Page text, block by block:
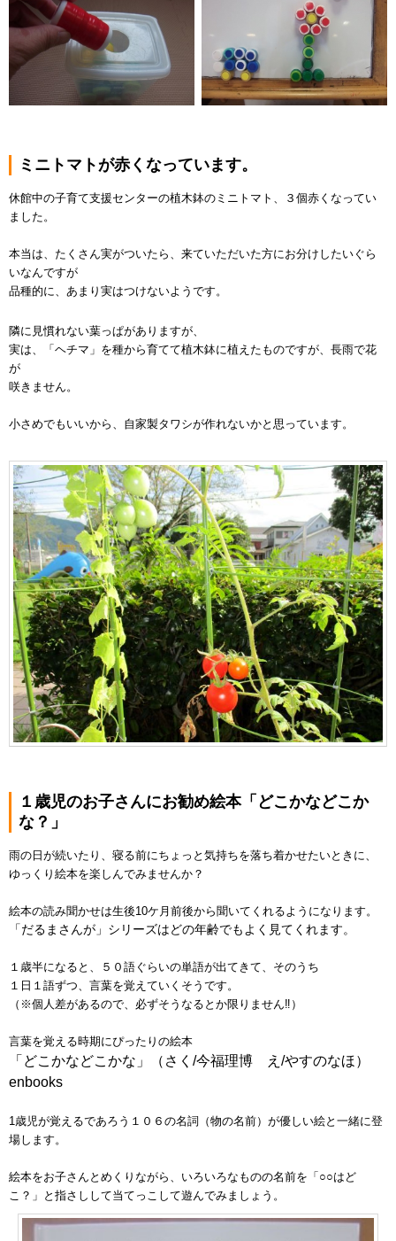
ミニトマトが赤くなっています。
休館中の子育て支援センターの植木鉢のミニトマト、３個赤くなってい
ました。
本当は、たくさん実がついたら、来ていただいた方にお分けしたいぐら
いなんですが
品種的に、あまり実はつけないようです。
隣に見慣れない葉っぱがありますが、
実は、「ヘチマ」を種から育てて植木鉢に植えたものですが、長雨で花
が
咲きません。
小さめでもいいから、自家製タワシが作れないかと思っています。
１歳児のお子さんにお勧め絵本「どこかなどこか
な？」
雨の日が続いたり、寝る前にちょっと気持ちを落ち着かせたいときに、
ゆっくり絵本を楽しんでみませんか？
絵本の読み聞かせは生後10ケ月前後から聞いてくれるようになります。
「だるまさんが」シリーズはどの年齢でもよく見てくれます。
１歳半になると、５０語ぐらいの単語が出てきて、そのうち
１日１語ずつ、言葉を覚えていくそうです。
（※個人差があるので、必ずそうなるとか限りません‼）
言葉を覚える時期にぴったりの絵本
「どこかなどこかな」（さく/今福理博 え/やすのなほ）
enbooks
1歳児が覚えるであろう１０６の名詞（物の名前）が優しい絵と一緒に登
場します。
絵本をお子さんとめくりながら、いろいろなものの名前を「○○はど
こ？」と指さしして当てっこして遊んでみましょう。